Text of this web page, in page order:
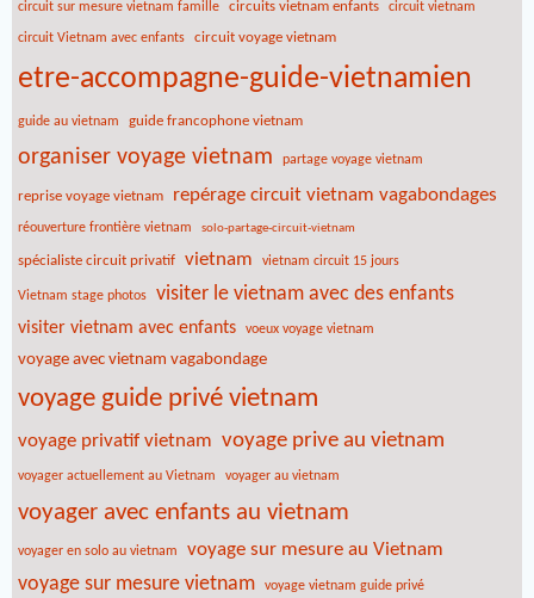
circuit sur mesure vietnam famille circuits vietnam enfants circuit vietnam
circuit Vietnam avec enfants circuit voyage vietnam
etre-accompagne-guide-vietnamien
guide au vietnam guide francophone vietnam
organiser voyage vietnam partage voyage vietnam
reprise voyage vietnam repérage circuit vietnam vagabondages
réouverture frontière vietnam solo-partage-circuit-vietnam
spécialiste circuit privatif vietnam vietnam circuit 15 jours
Vietnam stage photos visiter le vietnam avec des enfants
visiter vietnam avec enfants voeux voyage vietnam
voyage avec vietnam vagabondage
voyage guide privé vietnam
voyage privatif vietnam voyage prive au vietnam
voyager actuellement au Vietnam voyager au vietnam
voyager avec enfants au vietnam
voyager en solo au vietnam voyage sur mesure au Vietnam
voyage sur mesure vietnam voyage vietnam guide privé